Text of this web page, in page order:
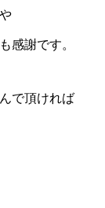
感謝です。
で頂ければ